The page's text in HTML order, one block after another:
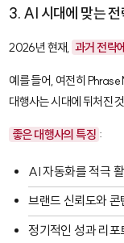
3. AI 시대에 맞는 전
2026년 현재, 과거 전략
예를 들어, 여전히Phrase
대행사는 시대에 뒤처진
좋은 대행사의 특징 :
AI 자동화를 적극
브랜드 신뢰도와
정기적인 성과 리